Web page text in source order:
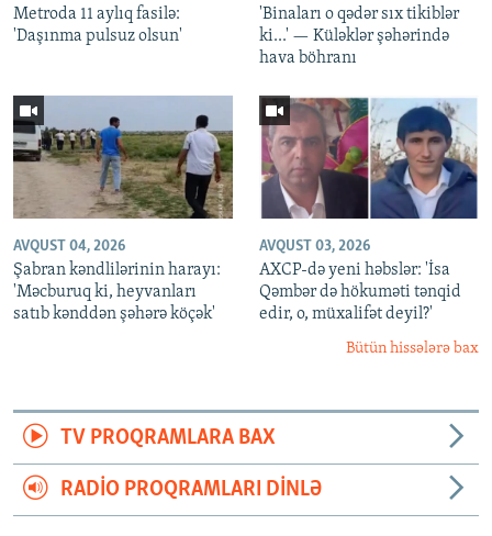
Metroda 11 aylıq fasilə:
'Daşınma pulsuz olsun'
'Binaları o qədər sıx tikiblər
ki...' — Küləklər şəhərində
hava böhranı
AVQUST 04, 2026
Şabran kəndlilərinin harayı:
'Məcburuq ki, heyvanları
satıb kənddən şəhərə köçək'
AVQUST 03, 2026
AXCP-də yeni həbslər: 'İsa
Qəmbər də hökuməti tənqid
edir, o, müxalifət deyil?'
Bütün hissələrə bax
TV PROQRAMLARA BAX
RADIO PROQRAMLARI DINLƏ